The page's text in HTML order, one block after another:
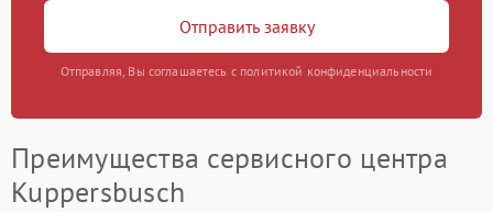
Отправить заявку
Отправляя, Вы соглашаетесь с политикой конфиденциальности
Преимущества сервисного центра
Kuppersbusch